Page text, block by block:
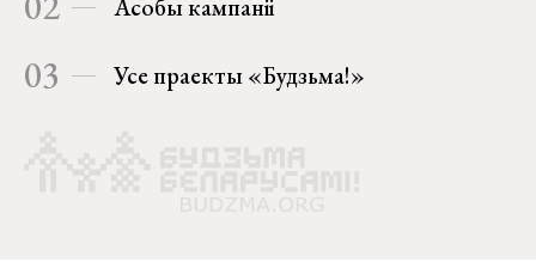
Асобы кампаніі
03 Усе праекты «Будзьма!»